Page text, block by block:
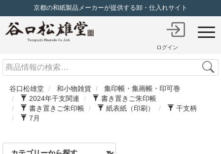
京都の和紙製品メーカーが提供する卸・仕入れサイト
ログイン
谷口松雄堂 和小物雑貨
集印帳・集画帳・印可巻
2024年干支関連
書き置きご朱印帳
書き置きご朱印帳
紙表紙（印刷）
干支柄
7月
Search